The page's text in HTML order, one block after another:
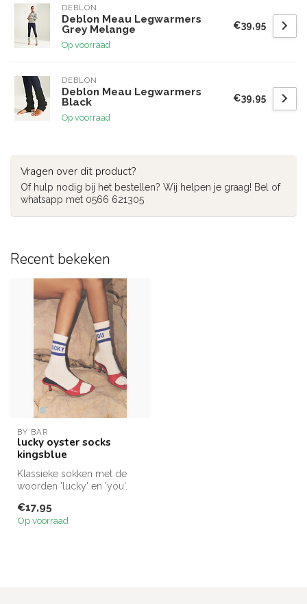
DEBLON
Deblon Meau Legwarmers
Grey Melange
Op voorraad
€39,95
DEBLON
Deblon Meau Legwarmers
Black
Op voorraad
€39,95
Vragen over dit product?
Of hulp nodig bij het bestellen? Wij helpen je graag! Bel of
whatsapp met 0566 621305
Recent bekeken
BY BAR
lucky oyster socks
kingsblue
Klassieke sokken met de
woorden 'lucky' en 'you'.
katoen ...
€17,95
Op voorraad